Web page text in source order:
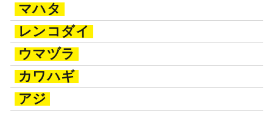
マハタ
レンコダイ
ウマヅラ
カワハギ
アジ